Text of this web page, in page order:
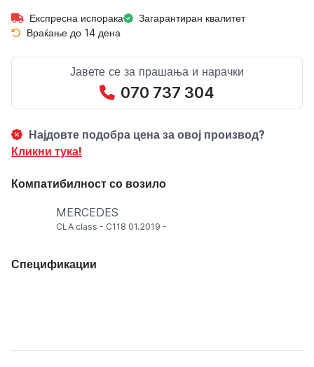
Експресна испорака
Загарантиран квалитет
Враќање до 14 дена
Јавете се за прашања и нарачки
070 737 304
Најдовте подобра цена за овој производ?
Кликни тука!
Компатибилност со возило
MERCEDES
CLA class - C118 01.2019 -
Спецификации